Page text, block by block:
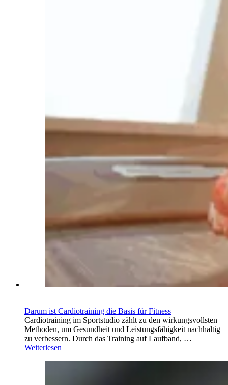
Darum ist Cardiotraining die Basis für Fitness
Cardiotraining im Sportstudio zählt zu den wirkungsvollsten
Methoden, um Gesundheit und Leistungsfähigkeit nachhaltig
zu verbessern. Durch das Training auf Laufband, …
Weiterlesen